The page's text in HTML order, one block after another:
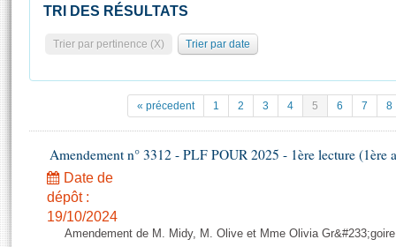
Pétitions
Projets de loi
Propositions de loi
Amendements
Textes adoptés
Statistiques et chiffres clés
Documents de référence
( Constitution | Règlement de l'Assemblée ... )
Histoire
Juniors
Anciennes législatures
La Bibliothèque
Contacts et plan d'accès
Photos libres de droit
TRI DES RÉSULTATS
Trier par pertinence (X) Trier par date
« précedent 1 2 3 4 5 6 7 8
Amendement n° 3312 - PLF POUR 2025 - 1ère lecture (1ère
Date de
dépôt :
19/10/2024
Amendement de M. Midy, M. Olive et Mme Olivia